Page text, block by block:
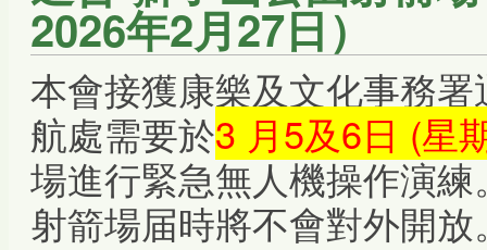
2026年2月27日）
本會接獲康樂及文化事務
航處需要於3 月5及6日 (星
場進行緊急無人機操作演
射箭場届時將不會對外開放